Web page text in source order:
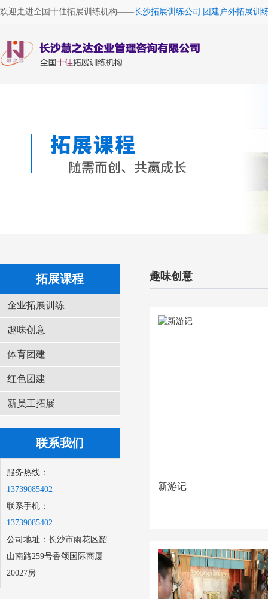
欢迎走进全国十佳拓展训练机构——长沙拓展训练公司|团建户外拓展训
拓展课程
企业拓展训练
趣味创意
体育团建
红色团建
新员工拓展
联系我们
服务热线：
13739085402
联系手机：
13739085402
公司地址：长沙市雨花区韶
山南路259号香颂国际商厦
20027房
趣味创意
新游记